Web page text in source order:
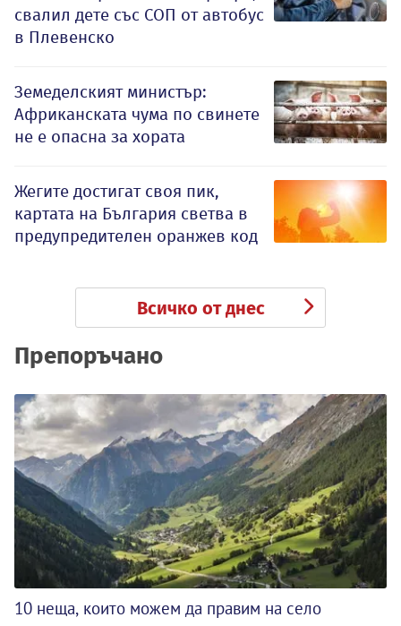
свалил дете със СОП от автобус
в Плевенско
Земеделският министър:
Африканската чума по свинете
не е опасна за хората
Жегите достигат своя пик,
картата на България светва в
предупредителен оранжев код
Всичко от днес
Препоръчано
10 неща, които можем да правим на село